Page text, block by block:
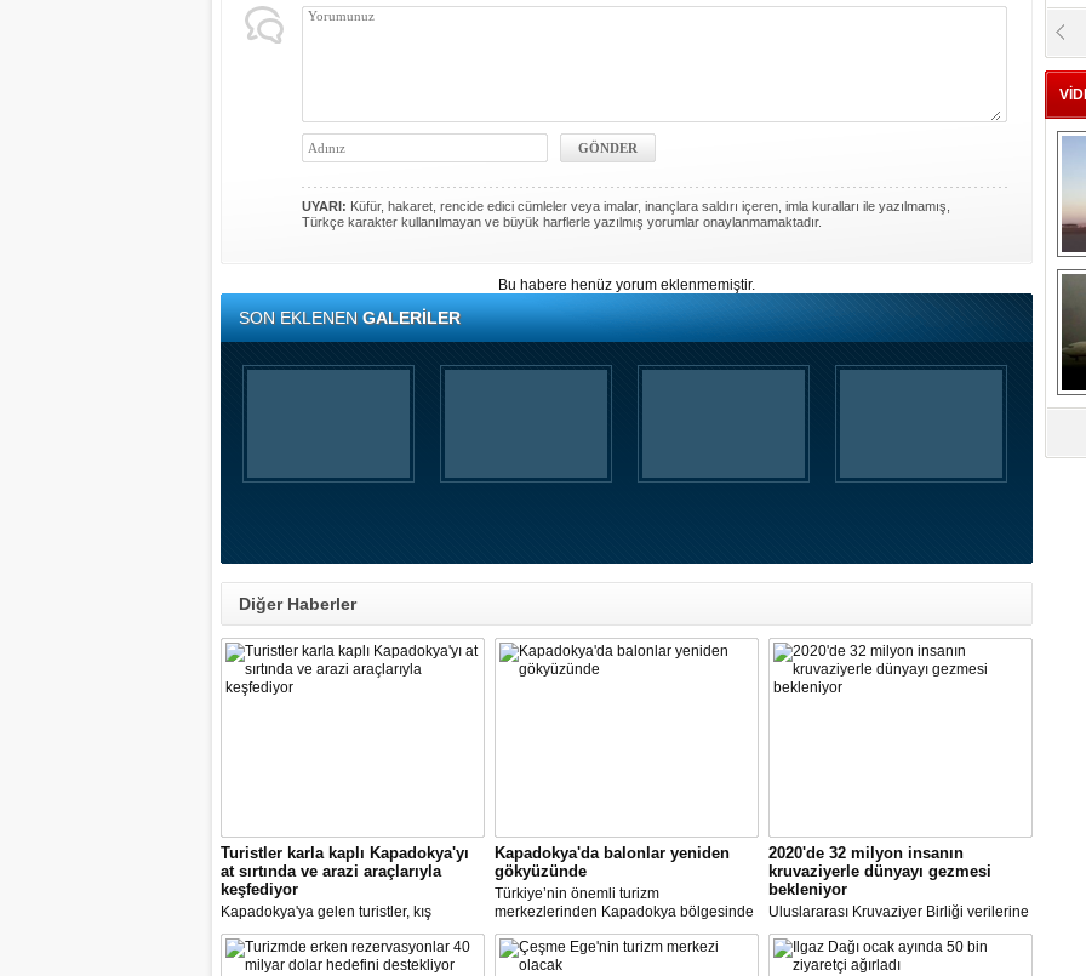
UYARI: Küfür, hakaret, rencide edici cümleler veya imalar, inançlara saldırı içeren, imla kuralları ile yazılmamış,
Türkçe karakter kullanılmayan ve büyük harflerle yazılmış yorumlar onaylanmamaktadır.
Bu habere henüz yorum eklenmemiştir.
SON EKLENENGALERİLER
Diğer Haberler
Turistler karla kaplı Kapadokya'yı
at sırtında ve arazi araçlarıyla
keşfediyor
Kapadokya'ya gelen turistler, kış
aylarında bölgede oluşan eşsiz
güzellikler arasında at, arazi motorları
ve araçlarıyla gezinti yapıyor.
Kapadokya'da balonlar yeniden
gökyüzünde
Türkiye’nin önemli turizm
merkezlerinden Kapadokya bölgesinde
sıcak hava balon turları 11 gün aradan
sonra bu sabah yeniden yapıldı.
2020'de 32 milyon insanın
kruvaziyerle dünyayı gezmesi
bekleniyor
Uluslararası Kruvaziyer Birliği verilerine
göre, bu yıl yaklaşık 32 milyon insanın
seyahat rotasında, son yıllarda
güçlenen ve tatil severlerin ilgisini